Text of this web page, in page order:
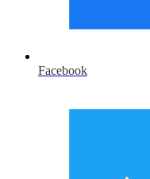
Facebook